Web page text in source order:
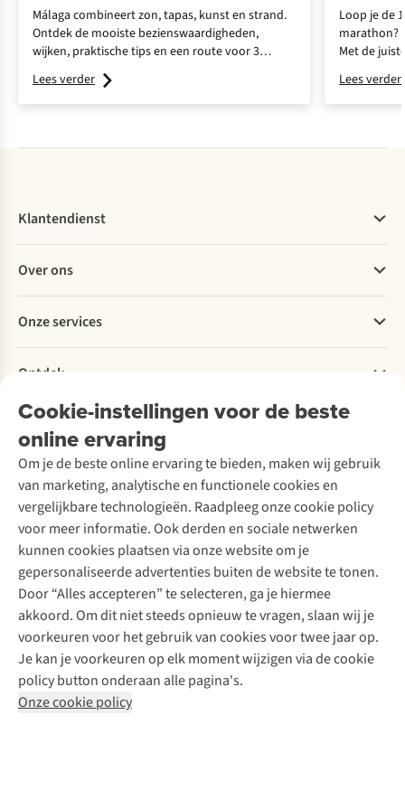
Málaga combineert zon, tapas, kunst en strand.
Ontdek de mooiste bezienswaardigheden,
wijken, praktische tips en een route voor 3
dagen.
Lees verder
Loop je de
marathon?
Met de
herstel je
deelt haar
Lees verder
Cookie-instellingen voor de beste
online ervaring
Om je de beste online ervaring te bieden, maken wij gebruik
van marketing, analytische en functionele cookies en
vergelijkbare technologieën. Raadpleeg onze cookie policy
voor meer informatie. Ook derden en sociale netwerken
kunnen cookies plaatsen via onze website om je
gepersonaliseerde advertenties buiten de website te tonen.
Door “Alles accepteren” te selecteren, ga je hiermee
akkoord. Om dit niet steeds opnieuw te vragen, slaan wij je
voorkeuren voor het gebruik van cookies voor twee jaar op.
Je kan je voorkeuren op elk moment wijzigen via de cookie
policy button onderaan alle pagina's.
Onze cookie policy
Klantendienst
Bestellen
Betalen
Levering
Retourneren
Bestelling herroepen
Garantie
Contact
Over ons
Explore More
Verantwoord ondernemen
Over Ayacucho
Onze winkels
Over A.S.Adventure
Toegankelijkheidsverklaring
Onze services
Ski-onderhoud
Wasservice
Schoenonderhoud
Schoenherstelling
Kledingherstelling
Retouches
Voor bedrijven
Ontdek
A.S.Magazine
Podcast
Explore Academy
Explore Camp
Gear Check
Inspiratie & advies
Meld je aan voor de nieuwsbrief
Follow us
Disclaimer Privacy Policy
Algemene voorwaarden
Cookie Policy